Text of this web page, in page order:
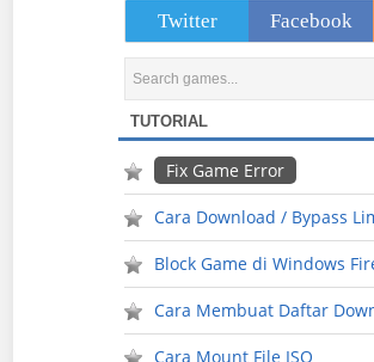
Twitter Facebook
TUTORIAL
Fix Game Error
Cara Download / Bypass
Block Game di Windows
Cara Membuat Daftar
Cara Mount File ISO